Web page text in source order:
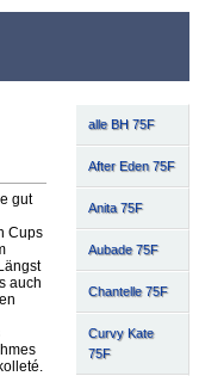
alle BH 75F
After Eden 75F
Anita 75F
Aubade 75F
Chantelle 75F
Curvy Kate
75F
gut
Cups
auch